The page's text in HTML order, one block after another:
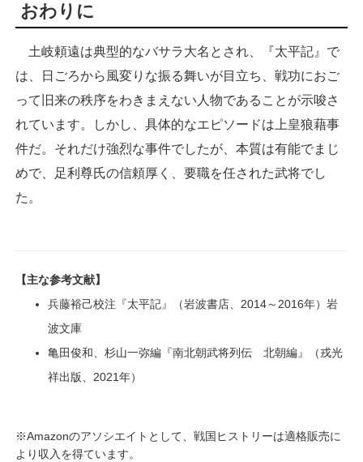
おわりに
土岐頼遠は典型的なバサラ大名とされ、『太平記』で
は、日ごろから風変りな振る舞いが目立ち、戦功におご
って旧来の秩序をわきまえない人物であることが示唆さ
れています。しかし、具体的なエピソードは上皇狼藉事
件だ。それだけ強烈な事件でしたが、本質は有能でまじ
めで、足利尊氏の信頼厚く、要職を任された武将でし
た。
【主な参考文献】
兵藤裕己校注『太平記』（岩波書店、2014～2016年）岩
波文庫
亀田俊和、杉山一弥編『南北朝武将列伝 北朝編』（戎光
祥出版、2021年）
※Amazonのアソシエイトとして、戦国ヒストリーは適格販売に
より収入を得ています。